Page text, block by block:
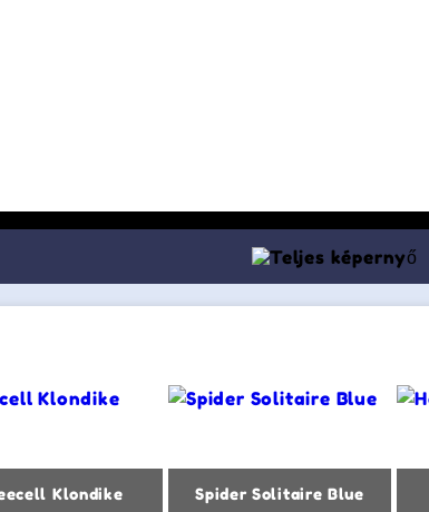
Klondike Spider Solitaire Blue